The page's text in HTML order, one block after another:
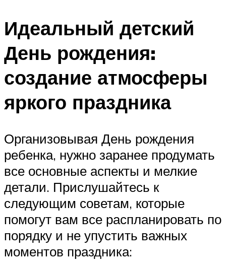
Идеальный детский
День рождения:
создание атмосферы
яркого праздника
Организовывая День рождения
ребенка, нужно заранее продумать
все основные аспекты и мелкие
детали. Прислушайтесь к
следующим советам, которые
помогут вам все распланировать по
порядку и не упустить важных
моментов праздника: